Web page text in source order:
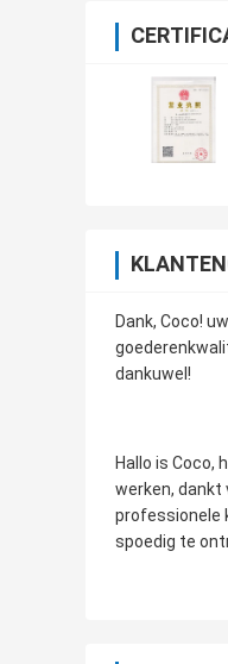
Dank, Coco!
dankuwel!
Hallo is Coco,
werken, dankt
professionele
spoedig te